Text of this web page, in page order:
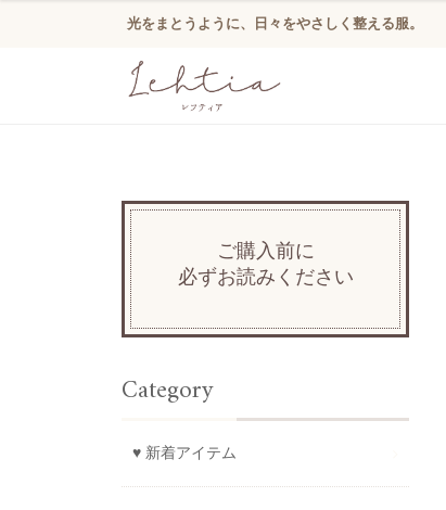
光をまとうように、日々をやさしく整える服。
ご購入前に
必ずお読みください
Category
♥ 新着アイテム